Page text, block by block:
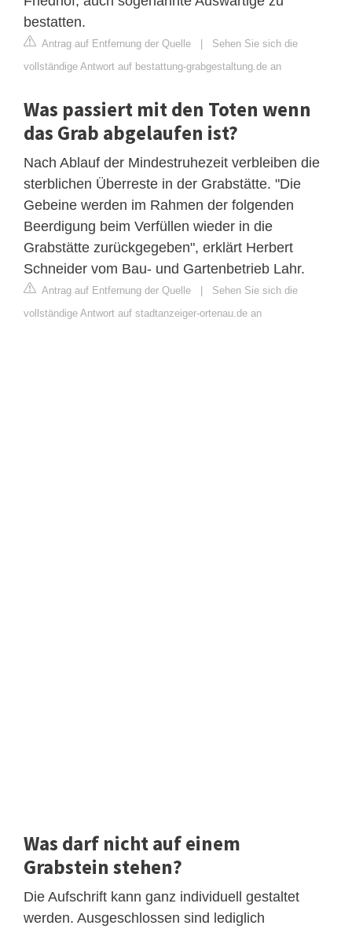
bestatten.
Antrag auf Entfernung der Quelle | Sehen Sie sich die
vollständige Antwort auf bestattung-grabgestaltung.de an
Was passiert mit den Toten wenn
das Grab abgelaufen ist?
Nach Ablauf der Mindestruhezeit verbleiben die
sterblichen Überreste in der Grabstätte. "Die
Gebeine werden im Rahmen der folgenden
Beerdigung beim Verfüllen wieder in die
Grabstätte zurückgegeben", erklärt Herbert
Schneider vom Bau- und Gartenbetrieb Lahr.
Antrag auf Entfernung der Quelle | Sehen Sie sich die
vollständige Antwort auf stadtanzeiger-ortenau.de an
Was darf nicht auf einem
Grabstein stehen?
Die Aufschrift kann ganz individuell gestaltet
werden. Ausgeschlossen sind lediglich